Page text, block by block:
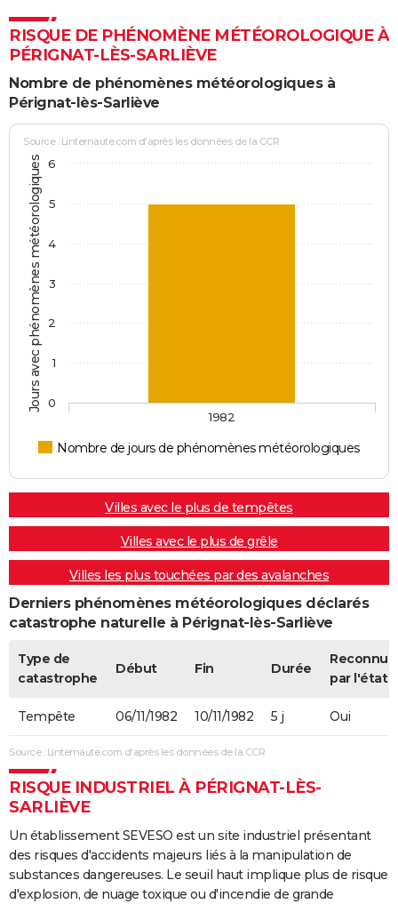
RISQUE DE PHÉNOMÈNE MÉTÉOROLOGIQUE À
PÉRIGNAT-LÈS-SARLIÈVE
Nombre de phénomènes météorologiques à
Pérignat-lès-Sarliève
Jours avec phénomènes météorologiques
Source : Linternaute.com d'après les données de la CCR
Nombre de jours de phénomènes météorologiques
1982
0
1
2
3
4
5
6
Villes avec le plus de tempêtes
Villes avec le plus de grêle
Villes les plus touchées par des avalanches
Derniers phénomènes météorologiques déclarés
catastrophe naturelle à Pérignat-lès-Sarliève
Type de
catastrophe
Début Fin Durée
Reconnue
par l'état
Tempête 06/11/1982 10/11/1982 5 j Oui
Source : Linternaute.com d'après les données de la CCR
RISQUE INDUSTRIEL À PÉRIGNAT-LÈS-
SARLIÈVE
Un établissement SEVESO est un site industriel présentant
des risques d'accidents majeurs liés à la manipulation de
substances dangereuses. Le seuil haut implique plus de risque
d'explosion, de nuage toxique ou d'incendie de grande